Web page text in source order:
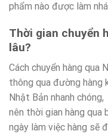
phẩm nào được làm
Thời gian chuyển
lâu?
Cách chuyển hàng qua
thông qua đường hàng
Nhật Bản nhanh
nên thời gian hàng qua
ngày làm việc hàng sẽ